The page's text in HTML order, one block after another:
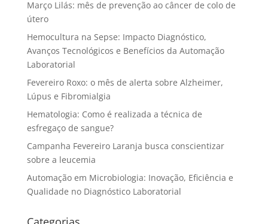
Março Lilás: mês de prevenção ao câncer de colo de
útero
Hemocultura na Sepse: Impacto Diagnóstico,
Avanços Tecnológicos e Benefícios da Automação
Laboratorial
Fevereiro Roxo: o mês de alerta sobre Alzheimer,
Lúpus e Fibromialgia
Hematologia: Como é realizada a técnica de
esfregaço de sangue?
Campanha Fevereiro Laranja busca conscientizar
sobre a leucemia
Automação em Microbiologia: Inovação, Eficiência e
Qualidade no Diagnóstico Laboratorial